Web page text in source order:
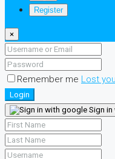
Register
×
Remember me Lost
Login
Sign